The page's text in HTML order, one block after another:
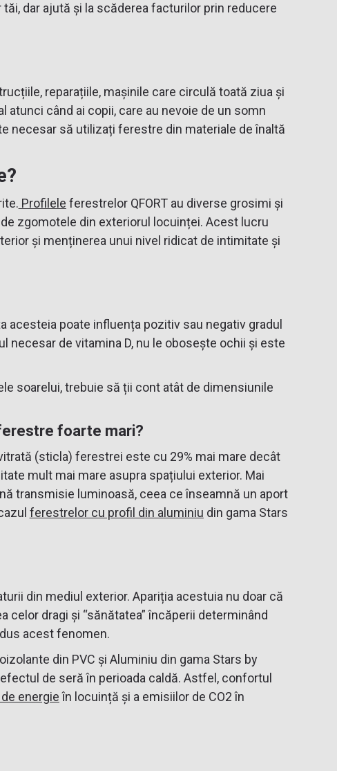
dar ajută și la scăderea facturilor prin reducere
reparațiile, mașinile care circulă toată ziua și
când ai copii, care au nevoie de un somn
necesar să utilizați ferestre din materiale de înaltă
Profilele ferestrelor QFORT au diverse grosimi și
zgomotele din exteriorul locuinței. Acest lucru
și menținerea unui nivel ridicat de intimitate și
poate influența pozitiv sau negativ gradul
necesar de vitamina D, nu le obosește ochii și este
soarelui, trebuie să ții cont atât de dimensiunile
foarte mari?
(sticla) ferestrei este cu 29% mai mare decât
mult mai mare asupra spațiului exterior. Mai
transmisie luminoasă, ceea ce înseamnă un aport
ferestrelor cu profil din aluminiu din gama Stars
din mediul exterior. Apariția acestuia nu doar că
dragi și “sănătatea” încăperii determinând
acest fenomen.
din PVC și Aluminiu din gama Stars by
de seră în perioada caldă. Astfel, confortul
energieîn locuință și a emisiilor de CO2 în